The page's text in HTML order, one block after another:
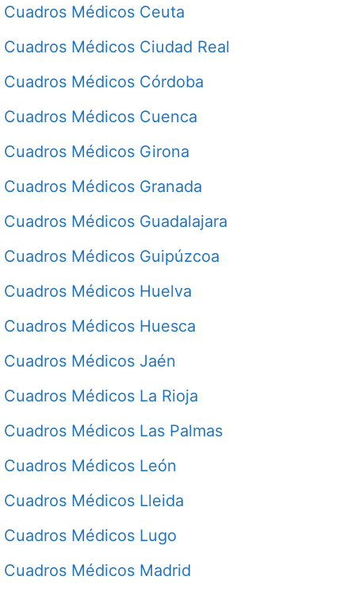
Cuadros Médicos Ceuta
Cuadros Médicos Ciudad Real
Cuadros Médicos Córdoba
Cuadros Médicos Cuenca
Cuadros Médicos Girona
Cuadros Médicos Granada
Cuadros Médicos Guadalajara
Cuadros Médicos Guipúzcoa
Cuadros Médicos Huelva
Cuadros Médicos Huesca
Cuadros Médicos Jaén
Cuadros Médicos La Rioja
Cuadros Médicos Las Palmas
Cuadros Médicos León
Cuadros Médicos Lleida
Cuadros Médicos Lugo
Cuadros Médicos Madrid